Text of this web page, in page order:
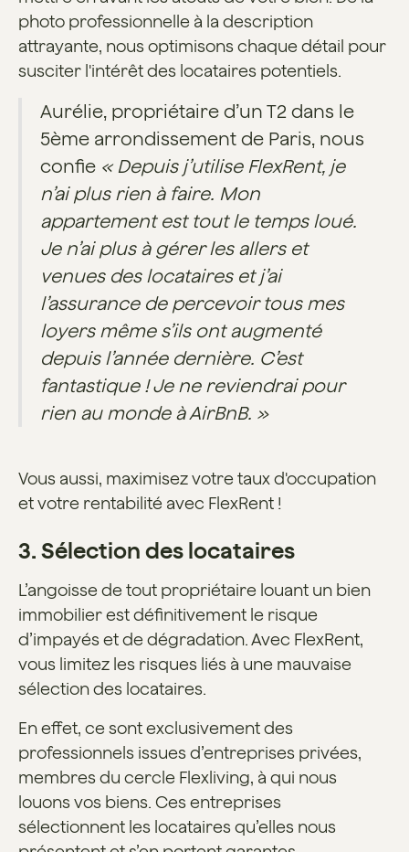
photo professionnelle à la description
attrayante, nous optimisons chaque détail pour
susciter l'intérêt des locataires potentiels.
Aurélie, propriétaire d’un T2 dans le
5ème arrondissement de Paris, nous
confie « Depuis j’utilise FlexRent, je
n’ai plus rien à faire. Mon
appartement est tout le temps loué.
Je n’ai plus à gérer les allers et
venues des locataires et j’ai
l’assurance de percevoir tous mes
loyers même s’ils ont augmenté
depuis l’année dernière. C’est
fantastique ! Je ne reviendrai pour
rien au monde à AirBnB. »
Vous aussi, maximisez votre taux d'occupation
et votre rentabilité avec FlexRent !
3. Sélection des locataires
L’angoisse de tout propriétaire louant un bien
immobilier est définitivement le risque
d’impayés et de dégradation. Avec FlexRent,
vous limitez les risques liés à une mauvaise
sélection des locataires.
En effet, ce sont exclusivement des
professionnels issues d’entreprises privées,
membres du cercle Flexliving, à qui nous
louons vos biens. Ces entreprises
sélectionnent les locataires qu’elles nous